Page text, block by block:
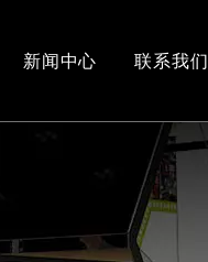
常见问答
成功案例视频
新闻中心 联系我们